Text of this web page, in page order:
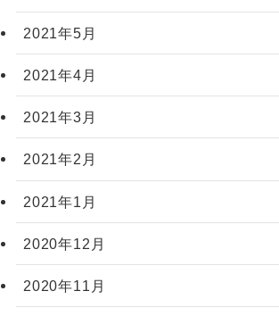
2021年5月
2021年4月
2021年3月
2021年2月
2021年1月
2020年12月
2020年11月